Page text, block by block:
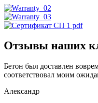
Отзывы наших
Бетон был доставлен
соответствовал моим
Александр